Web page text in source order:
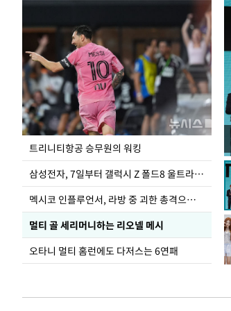
트리니티항공 승무원의 워킹
삼성전자, 7일부터 갤럭시 Z 폴드8 울트라·폴드8·플립8 출시
멕시코 인플루언서, 라방 중 괴한 총격으로 사망
멀티 골 세리머니하는 리오넬 메시
오타니 멀티 홈런에도 다저스는 6연패